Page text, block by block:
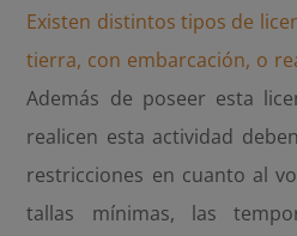
Existen distintos tipos de
tierra, con embarcación, o
Además de poseer esta
realicen esta actividad
restricciones en cuanto al
tallas mínimas, las